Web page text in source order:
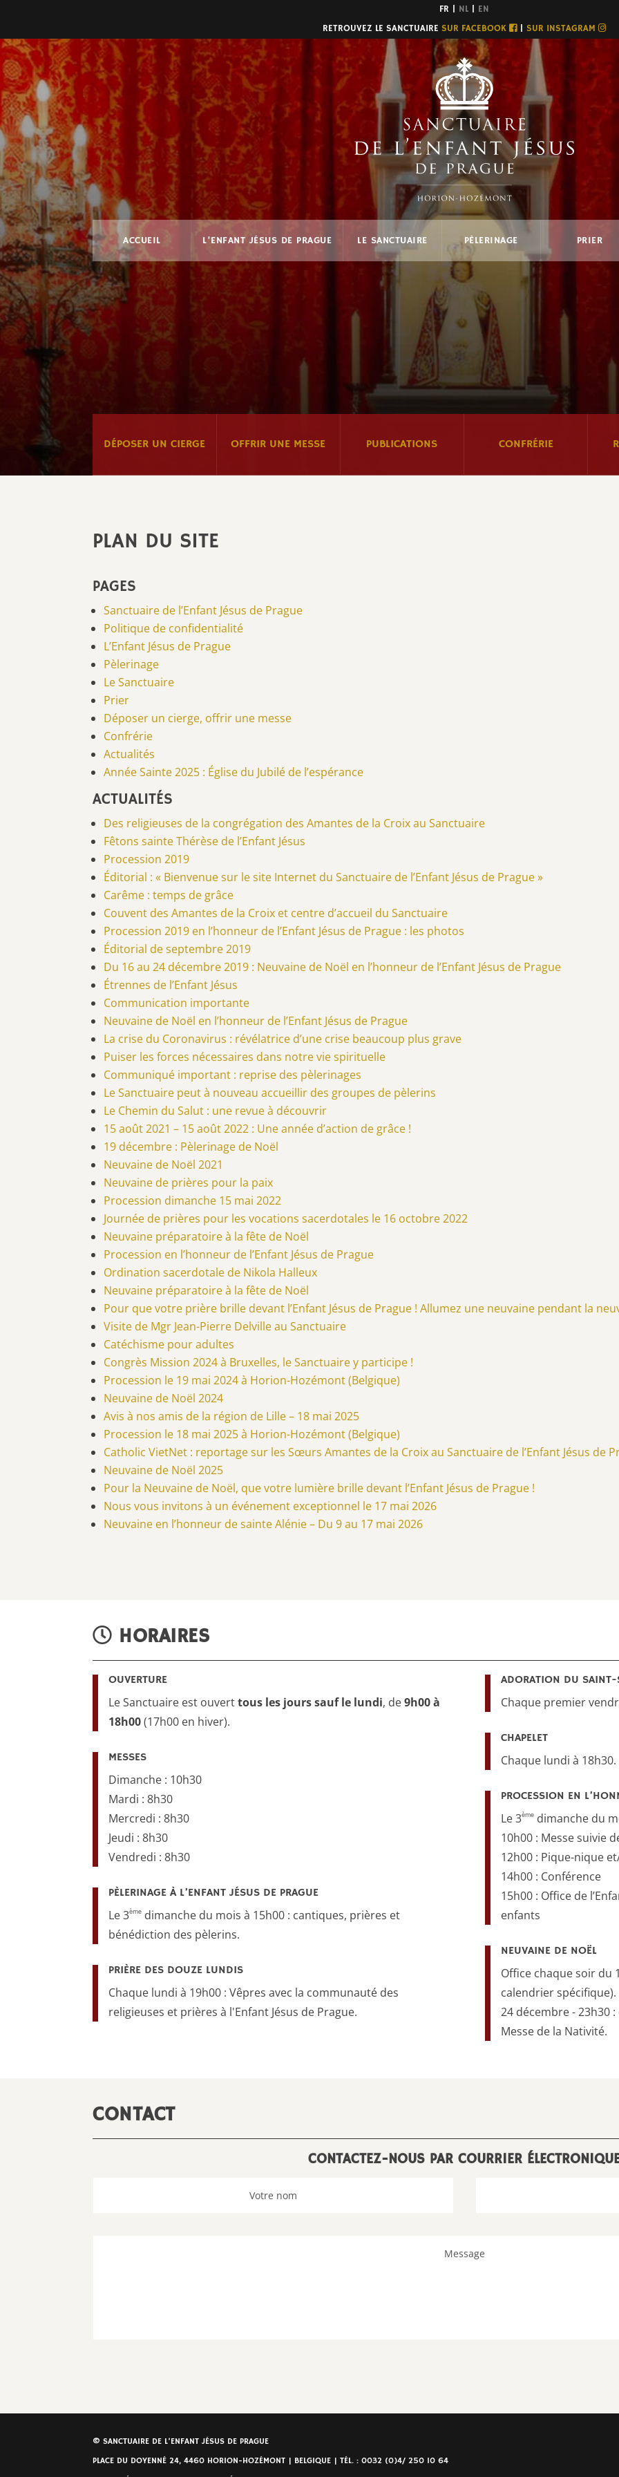
FR | NL
EN
RETROUVEZ LE SANCTUAIRE SUR FACEBOOK | SUR INSTAGRAM
ACCUEIL L’ENFANT JÉSUS DE PRAGUE LE SANCTUAIRE PÈLERINAGE PRIER
DÉPOSER UN CIERGE OFFRIR UNE MESSE PUBLICATIONS CONFRÉRIE
PLAN DU SITE
PAGES
Sanctuaire de l’Enfant Jésus de Prague
Politique de confidentialité
L’Enfant Jésus de Prague
Pèlerinage
Le Sanctuaire
Prier
Déposer un cierge, offrir une messe
Confrérie
Actualités
Année Sainte 2025 : Église du Jubilé de l’espérance
ACTUALITÉS
Des religieuses de la congrégation des Amantes de la Croix au Sanctuaire
Fêtons sainte Thérèse de l’Enfant Jésus
Procession 2019
Éditorial : « Bienvenue sur le site Internet du Sanctuaire de l’Enfant Jésus de Prague »
Carême : temps de grâce
Couvent des Amantes de la Croix et centre d’accueil du Sanctuaire
Procession 2019 en l’honneur de l’Enfant Jésus de Prague : les photos
Éditorial de septembre 2019
Du 16 au 24 décembre 2019 : Neuvaine de Noël en l’honneur de l’Enfant Jésus de Prague
Étrennes de l’Enfant Jésus
Communication importante
Neuvaine de Noël en l’honneur de l’Enfant Jésus de Prague
La crise du Coronavirus : révélatrice d’une crise beaucoup plus grave
Puiser les forces nécessaires dans notre vie spirituelle
Communiqué important : reprise des pèlerinages
Le Sanctuaire peut à nouveau accueillir des groupes de pèlerins
Le Chemin du Salut : une revue à découvrir
15 août 2021 – 15 août 2022 : Une année d’action de grâce !
19 décembre : Pèlerinage de Noël
Neuvaine de Noël 2021
Neuvaine de prières pour la paix
Procession dimanche 15 mai 2022
Journée de prières pour les vocations sacerdotales le 16 octobre 2022
Neuvaine préparatoire à la fête de Noël
Procession en l’honneur de l’Enfant Jésus de Prague
Ordination sacerdotale de Nikola Halleux
Neuvaine préparatoire à la fête de Noël
Pour que votre prière brille devant l’Enfant Jésus de Prague ! Allumez une neuvaine pendant la
Visite de Mgr Jean-Pierre Delville au Sanctuaire
Catéchisme pour adultes
Congrès Mission 2024 à Bruxelles, le Sanctuaire y participe !
Procession le 19 mai 2024 à Horion-Hozémont (Belgique)
Neuvaine de Noël 2024
Avis à nos amis de la région de Lille – 18 mai 2025
Procession le 18 mai 2025 à Horion-Hozémont (Belgique)
Catholic VietNet : reportage sur les Sœurs Amantes de la Croix au Sanctuaire de l’Enfant Jésus de
Neuvaine de Noël 2025
Pour la Neuvaine de Noël, que votre lumière brille devant l’Enfant Jésus de Prague !
Nous vous invitons à un événement exceptionnel le 17 mai 2026
Neuvaine en l’honneur de sainte Alénie – Du 9 au 17 mai 2026
HORAIRES
OUVERTURE
Le Sanctuaire est ouverttous les jours sauf le lundi, de9h00 à
18h00(17h00 en hiver).
MESSES
Dimanche : 10h30
Mardi : 8h30
Mercredi : 8h30
Jeudi : 8h30
Vendredi : 8h30
PÈLERINAGE À L’ENFANT JÉSUS DE PRAGUE
Le 3ème dimanche du mois à 15h00 : cantiques, prières et
bénédiction des pèlerins.
PRIÈRE DES DOUZE LUNDIS
Chaque lundi à 19h00 : Vêpres avec la communauté des
religieuses et prières à l'Enfant Jésus de Prague.
ADORATION DU SAINT-
Chaque premier
CHAPELET
Chaque lundi à 18h30.
PROCESSION EN
Le 3èmedimanche du
10h00 : Messe suivie
12h00 : Pique-nique
14h00 : Conférence
15h00 : Office de
enfants
NEUVAINE DE NOËL
Office chaque soir du
calendrier spécifique).
24 décembre - 23h30
Messe de la Nativité.
CONTACT
CONTACTEZ-NOUS PAR COURRIER
© SANCTUAIRE DE L’ENFANT JÉSUS DE PRAGUE
PLACE DU DOYENNÉ 24, 4460 HORION-HOZÉMONT | BELGIQUE | TÉL. : 0032 (0)4/ 250 10 64